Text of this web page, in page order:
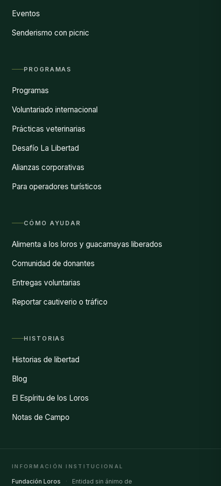
Eventos
Senderismo con picnic
PROGRAMAS
Programas
Voluntariado internacional
Prácticas veterinarias
Desafío La Libertad
Alianzas corporativas
Para operadores turísticos
CÓMO AYUDAR
Alimenta a los loros y guacamayas liberados
Comunidad de donantes
Entregas voluntarias
Reportar cautiverio o tráfico
HISTORIAS
Historias de libertad
Blog
El Espíritu de los Loros
Notas de Campo
INFORMACIÓN INSTITUCIONAL
Fundación Loros · Entidad sin ánimo de